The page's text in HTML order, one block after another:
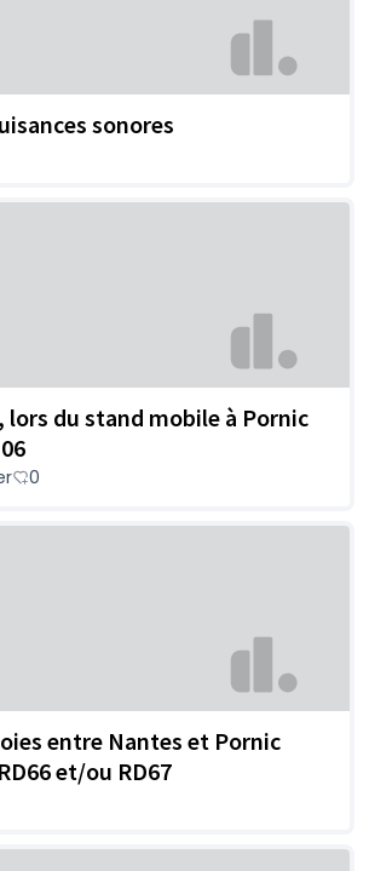
sonores
lors du stand mobile à Pornic
0
entre Nantes et Pornic
et/ou RD67